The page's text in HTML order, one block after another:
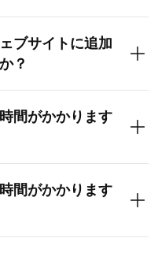
ブサイトに追加
？
間がかかります
間がかかります